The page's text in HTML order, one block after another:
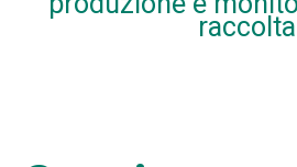
raccolta